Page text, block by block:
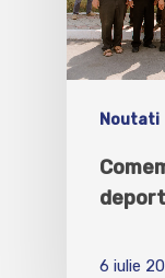
Noutati
6 iulie